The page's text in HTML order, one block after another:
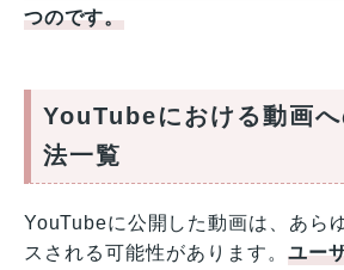
つのです。
YouTubeにおける動画
法一覧
YouTubeに公開した動画は、あら
スされる可能性があります。ユー